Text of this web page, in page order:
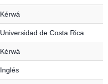
Kérwá
Universidad de Costa Rica
Kérwá
Inglés